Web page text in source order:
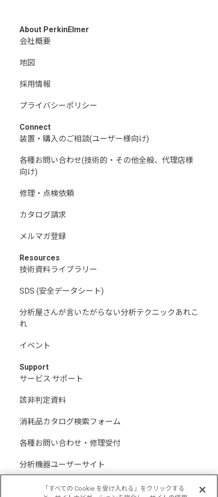
About PerkinElmer
会社概要
地図
採用情報
プライバシーポリシー
Connect
装置・購入のご相談(ユーザー様向け)
各種お問い合わせ(技術的・その他全般、代理店様
向け)
修理・点検依頼
カタログ請求
メルマガ登録
Resources
技術資料ライブラリー
SDS (安全データシート)
分析屋さんが言いたがらない分析テクニックあれこ
れ
イベント
Support
サービス·サポート
該非判定資料
消耗品カタログ検索フォーム
各種お問い合わせ・修理受付
分析機器ユーザーサイト
分析機器代理店サイト
「すべての Cookie を受け入れる」をクリックする